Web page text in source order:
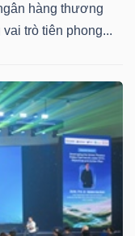
hàng thương
trò tiên phong...